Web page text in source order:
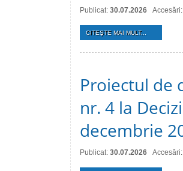
Publicat: 30.07.2026
CITEŞTE MAI MULT...
Proiectul de
nr. 4 la
decembrie
Publicat: 30.07.2026